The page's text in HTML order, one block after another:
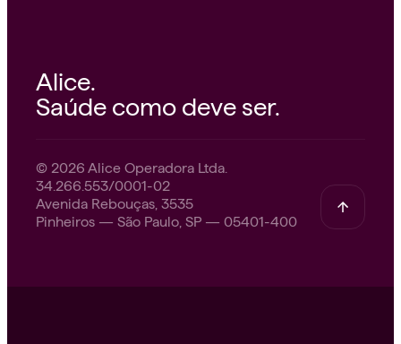
Alice.
Saúde como deve ser.
© 2026 Alice Operadora Ltda.
34.266.553/0001-02
Avenida Rebouças, 3535
Pinheiros — São Paulo, SP — 05401-400